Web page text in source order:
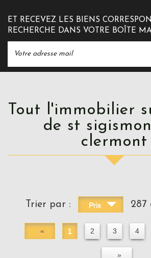
ET RECEVEZ LES BIENS
RECHERCHE DANS VOTRE BOÎTE
Tout l'immobilier sur la ville
de st
clermont
Trier par : Prix 287
« 1 2 3 4
»